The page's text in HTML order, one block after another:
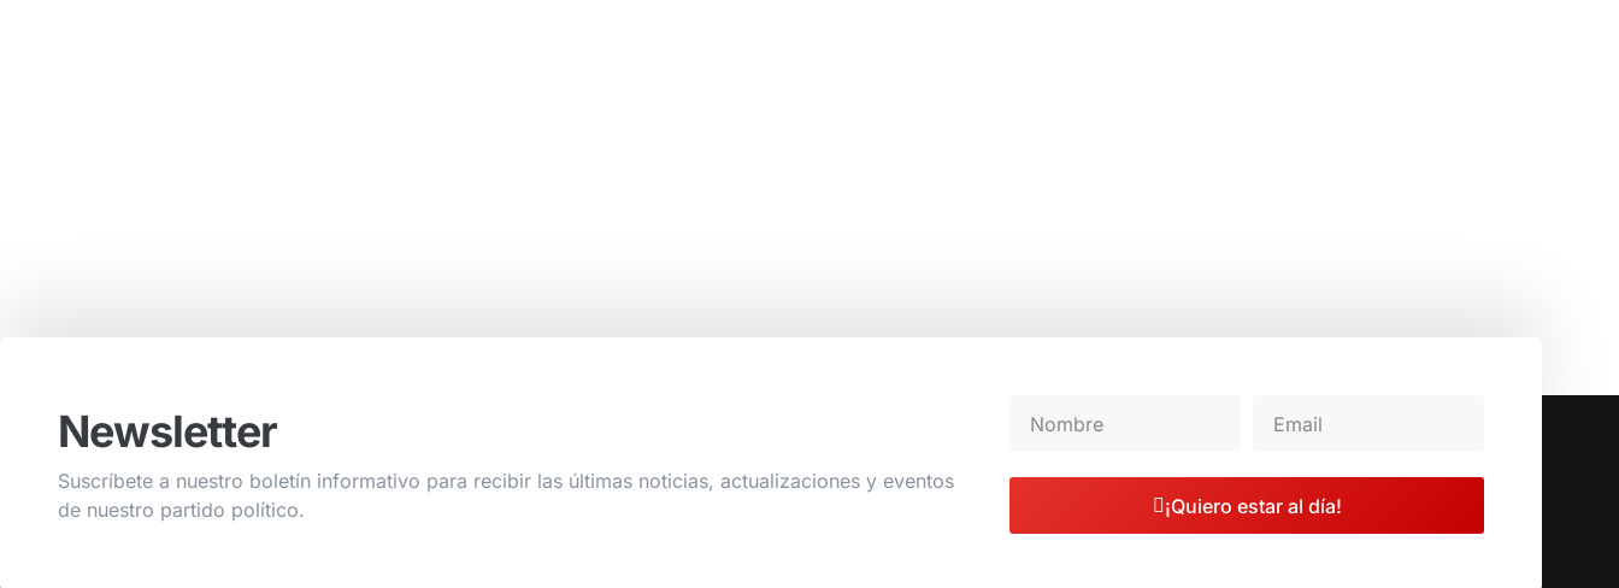
Newsletter
Suscríbete a nuestro boletín informativo para recibir las últimas noticias, actualizaciones y eventos
de nuestro partido político.
¡Quiero estar al día!